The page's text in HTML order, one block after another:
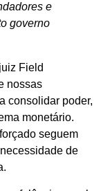
e
governo
Field
nossas
consolidar poder,
monetário.
seguem
de